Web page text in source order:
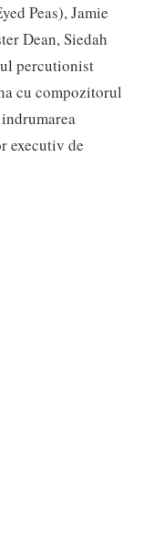
Peas), Jamie
Dean, Siedah
percutionist
cu compozitorul
executiv de